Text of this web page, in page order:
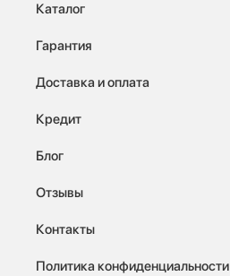
Каталог
Гарантия
Доставка и оплата
Кредит
Блог
Отзывы
Контакты
Политика конфиденциальности